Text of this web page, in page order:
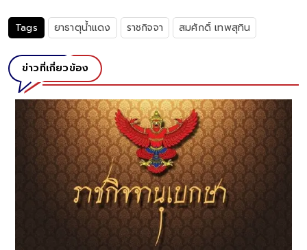
Tags ยาธาตุน้ำแดง ราชกิจจา สมศักดิ์ เทพสุทิน
ข่าวที่เกี่ยวข้อง